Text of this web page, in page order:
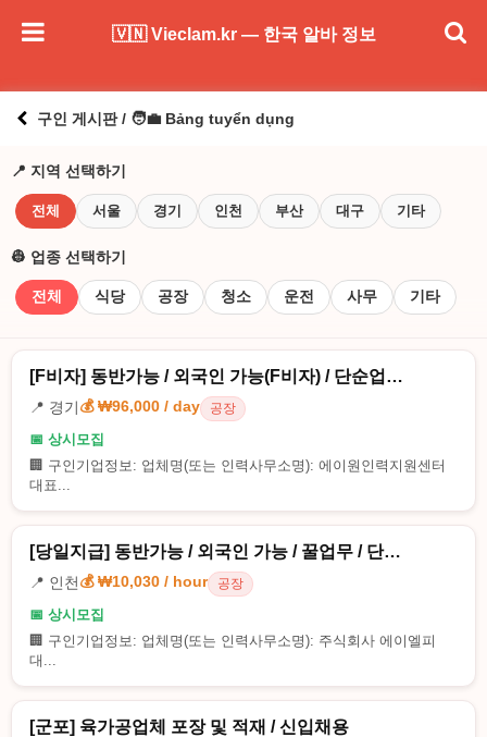
🇻🇳 Vieclam.kr — 한국 알바 정보
구인 게시판 / 🧑‍💼 Bảng tuyển dụng
📍 지역 선택하기
전체 서울 경기 인천 부산 대구 기타
👷 업종 선택하기
전체 식당 공장 청소 운전 사무 기타
[F비자] 동반가능 / 외국인 가능(F비자) / 단순업…
📍 경기💰 ₩96,000 / day 공장
📅 상시모집
🏢 구인기업정보: 업체명(또는 인력사무소명): 에이원인력지원센터
대표...
[당일지급] 동반가능 / 외국인 가능 / 꿀업무 / 단…
📍 인천💰 ₩10,030 / hour 공장
📅 상시모집
🏢 구인기업정보: 업체명(또는 인력사무소명): 주식회사 에이엘피
대...
[군포] 육가공업체 포장 및 적재 / 신입채용